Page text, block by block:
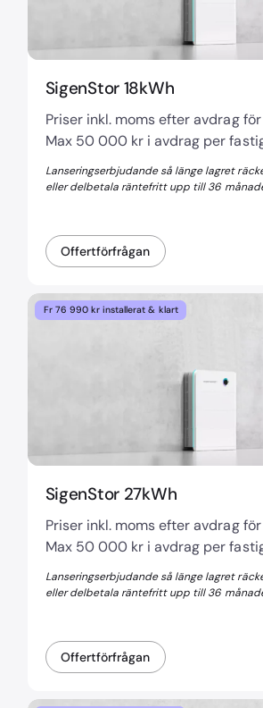
SigenStor 18kWh
Priser inkl. moms efter avdrag
Max 50 000 kr i avdrag per
Lanseringserbjudande så länge lagret
eller delbetala räntefritt upp till 36
Offertförfrågan
Fr 76 990 kr installerat & klart
SigenStor 27kWh
Priser inkl. moms efter avdrag
Max 50 000 kr i avdrag per
Lanseringserbjudande så länge lagret
eller delbetala räntefritt upp till 36
Offertförfrågan